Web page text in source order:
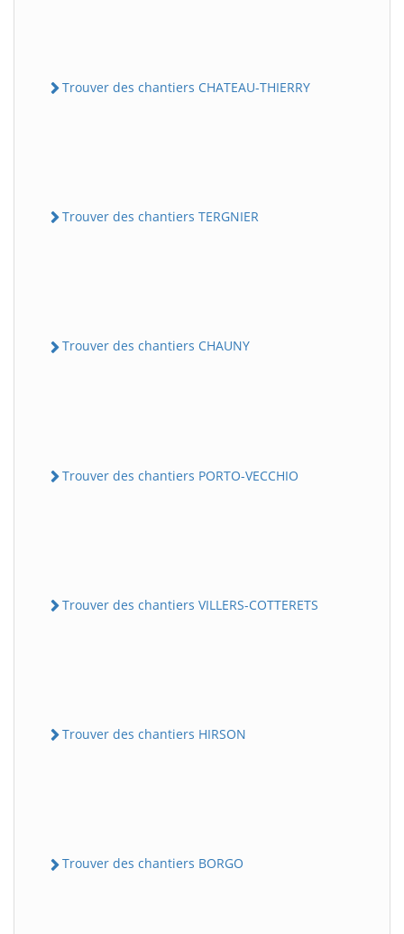
Trouver des chantiers CHATEAU-THIERRY
Trouver des chantiers TERGNIER
Trouver des chantiers CHAUNY
Trouver des chantiers PORTO-VECCHIO
Trouver des chantiers VILLERS-COTTERETS
Trouver des chantiers HIRSON
Trouver des chantiers BORGO